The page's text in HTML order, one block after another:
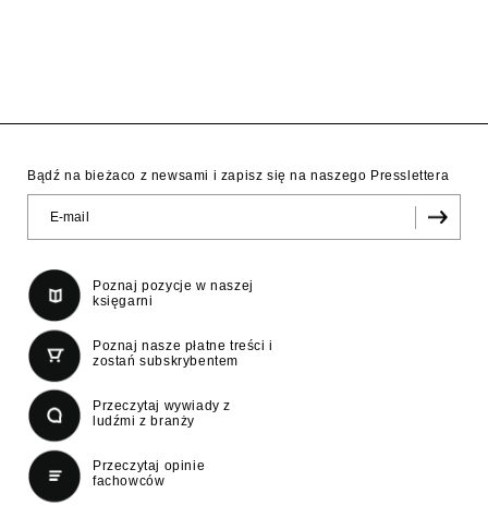
Bądź na bieżaco z newsami i zapisz się na naszego Presslettera
Poznaj pozycje w naszej
księgarni
Poznaj nasze płatne treści i
zostań subskrybentem
Przeczytaj wywiady z
ludźmi z branży
Przeczytaj opinie
fachowców